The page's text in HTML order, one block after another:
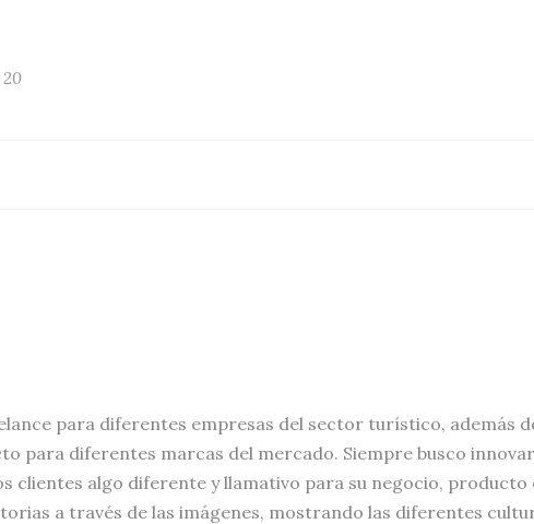
20
para diferentes empresas del sector turístico, además
para diferentes marcas del mercado. Siempre busco
clientes algo diferente y llamativo para su negocio, producto
a través de las imágenes, mostrando las diferentes